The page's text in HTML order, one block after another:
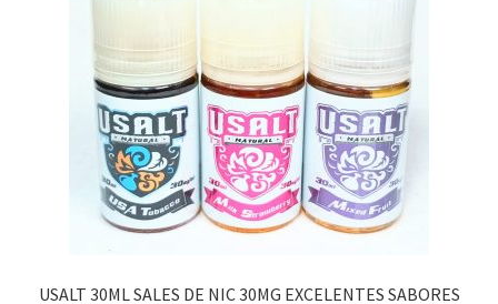
USALT 30ML SALES DE NIC 30MG EXCELENTES SABORES